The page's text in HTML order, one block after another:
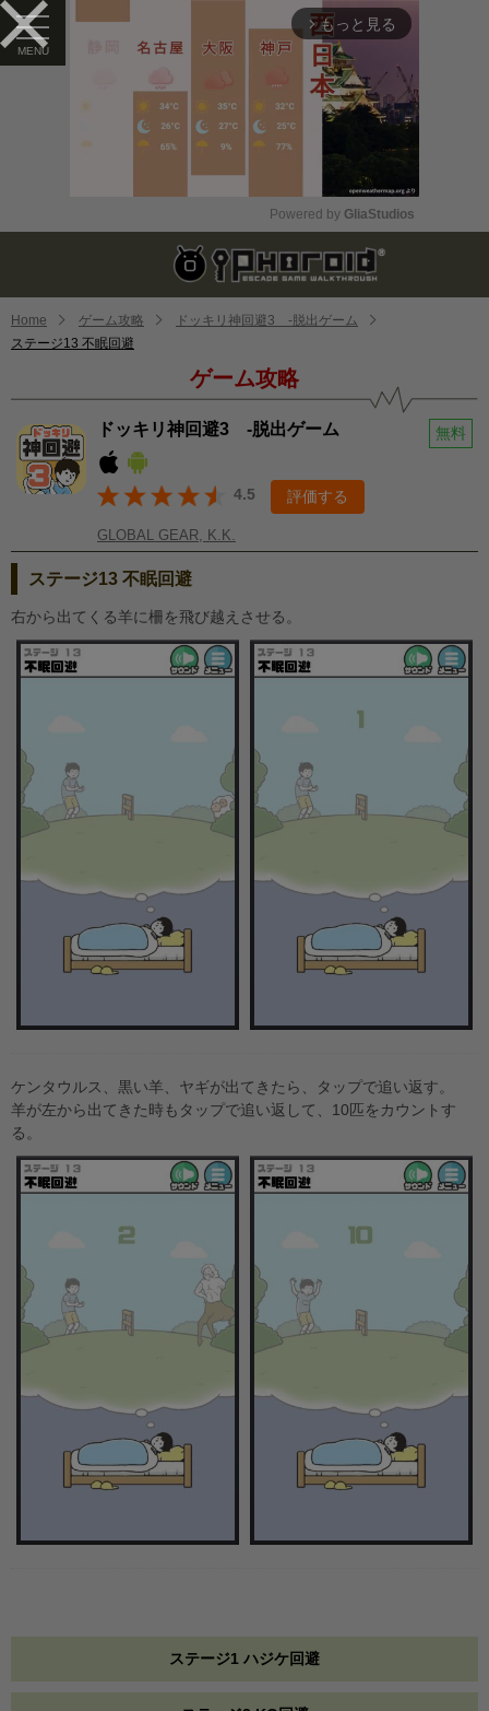
arrow_forward_ios もっと見る
Mute
Powered by GliaStudios
Home ゲーム攻略
ドッキリ神回避3 -脱出ゲーム
ステージ13 不眠回避
ゲーム攻略
ドッキリ神回避3 -脱出ゲーム 無料
4.5 評価する
GLOBAL GEAR, K.K.
ステージ13 不眠回避
右から出てくる羊に柵を飛び越えさせる。
ケンタウルス、黒い羊、ヤギが出てきたら、タップで追い返す。
羊が左から出てきた時もタップで追い返して、10匹をカウントす
る。
ステージ1 ハジケ回避